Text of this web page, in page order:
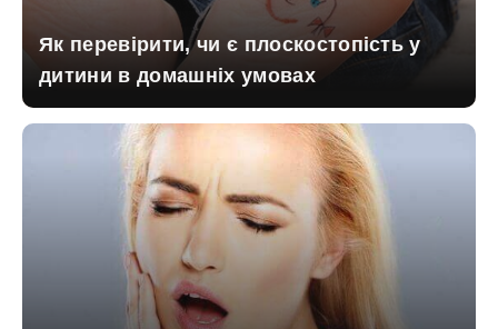
Як перевірити, чи є плоскостопість у
дитини в домашніх умовах